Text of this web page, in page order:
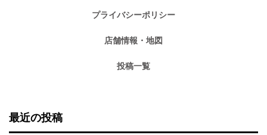
プライバシーポリシー
店舗情報・地図
投稿一覧
最近の投稿